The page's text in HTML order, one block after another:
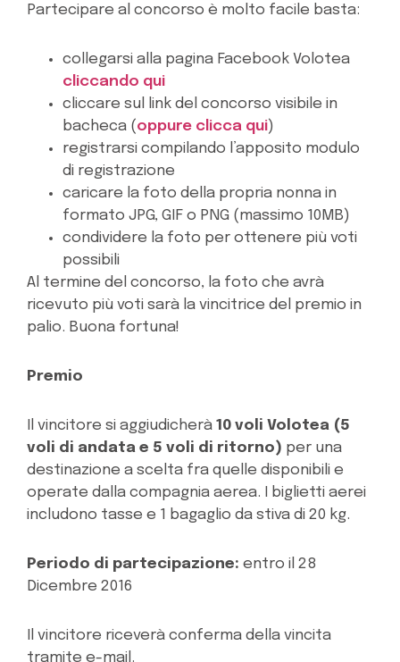
Partecipare al concorso è molto facile basta:
collegarsi alla pagina Facebook Volotea
cliccando qui
cliccare sul link del concorso visibile in
bacheca (oppure clicca qui)
registrarsi compilando l’apposito modulo
di registrazione
caricare la foto della propria nonna in
formato JPG, GIF o PNG (massimo 10MB)
condividere la foto per ottenere più voti
possibili
Al termine del concorso, la foto che avrà
ricevuto più voti sarà la vincitrice del premio in
palio. Buona fortuna!
Premio
Il vincitore si aggiudicherà 10 voli Volotea (5
voli di andata e 5 voli di ritorno) per una
destinazione a scelta fra quelle disponibili e
operate dalla compagnia aerea. I biglietti aerei
includono tasse e 1 bagaglio da stiva di 20 kg.
Periodo di partecipazione: entro il 28
Dicembre 2016
Il vincitore riceverà conferma della vincita
tramite e-mail.